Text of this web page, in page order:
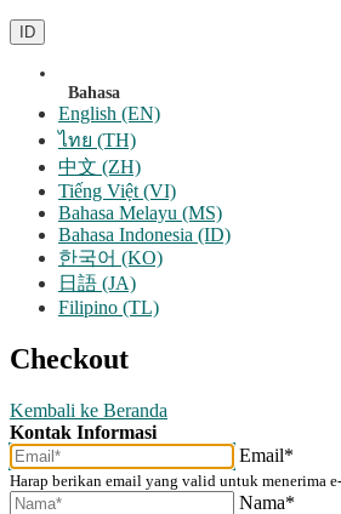
ID
Bahasa
English (EN)
ไทย (TH)
中文 (ZH)
Tiếng Việt (VI)
Bahasa Melayu (MS)
Bahasa Indonesia (ID)
한국어 (KO)
日語 (JA)
Filipino (TL)
Checkout
Kembali ke Beranda
Kontak Informasi
Email*
Harap berikan email yang valid untuk menerima
Nama*